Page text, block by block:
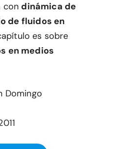
con dinámica de
de fluidos en
es sobre
en medios
Domingo